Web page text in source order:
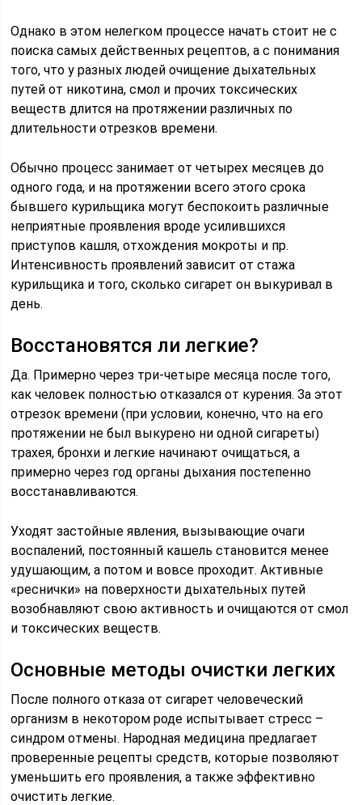
Однако в этом нелегком процессе начать стоит не с
поиска самых действенных рецептов, а с понимания
того, что у разных людей очищение дыхательных
путей от никотина, смол и прочих токсических
веществ длится на протяжении различных по
длительности отрезков времени.
Обычно процесс занимает от четырех месяцев до
одного года, и на протяжении всего этого срока
бывшего курильщика могут беспокоить различные
неприятные проявления вроде усилившихся
приступов кашля, отхождения мокроты и пр.
Интенсивность проявлений зависит от стажа
курильщика и того, сколько сигарет он выкуривал в
день.
Восстановятся ли легкие?
Да. Примерно через три-четыре месяца после того,
как человек полностью отказался от курения. За этот
отрезок времени (при условии, конечно, что на его
протяжении не был выкурено ни одной сигареты)
трахея, бронхи и легкие начинают очищаться, а
примерно через год органы дыхания постепенно
восстанавливаются.
Уходят застойные явления, вызывающие очаги
воспалений, постоянный кашель становится менее
удушающим, а потом и вовсе проходит. Активные
«реснички» на поверхности дыхательных путей
возобнавляют свою активность и очищаются от смол
и токсических веществ.
Основные методы очистки легких
После полного отказа от сигарет человеческий
организм в некотором роде испытывает стресс –
синдром отмены. Народная медицина предлагает
проверенные рецепты средств, которые позволяют
уменьшить его проявления, а также эффективно
очистить легкие.